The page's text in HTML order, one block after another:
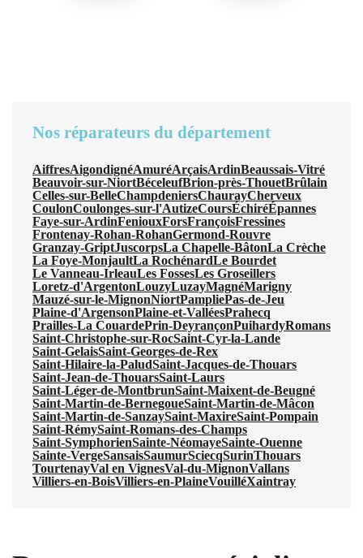
Nos réparateurs du département
AiffresAigondignéAmuréArçaisArdinBeaussais-Vitré
Beauvoir-sur-NiortBéceleufBrion-près-ThouetBrûlain
Celles-sur-BelleChampdeniersChaurayCherveux
CoulonCoulonges-sur-l'AutizeCoursÉchiréÉpannes
Faye-sur-ArdinFeniouxForsFrançoisFressines
Frontenay-Rohan-RohanGermond-Rouvre
Granzay-GriptJuscorpsLa Chapelle-BâtonLa Crèche
La Foye-MonjaultLa RochénardLe Bourdet
Le Vanneau-IrleauLes FossesLes Groseillers
Loretz-d'ArgentonLouzyLuzayMagnéMarigny
Mauzé-sur-le-MignonNiortPampliePas-de-Jeu
Plaine-d'ArgensonPlaine-et-ValléesPrahecq
Prailles-La CouardePrin-DeyrançonPuihardyRomans
Saint-Christophe-sur-RocSaint-Cyr-la-Lande
Saint-GelaisSaint-Georges-de-Rex
Saint-Hilaire-la-PaludSaint-Jacques-de-Thouars
Saint-Jean-de-ThouarsSaint-Laurs
Saint-Léger-de-MontbrunSaint-Maixent-de-Beugné
Saint-Martin-de-BernegoueSaint-Martin-de-Mâcon
Saint-Martin-de-SanzaySaint-MaxireSaint-Pompain
Saint-RémySaint-Romans-des-Champs
Saint-SymphorienSainte-NéomayeSainte-Ouenne
Sainte-VergeSansaisSaumurSciecqSurinThouars
TourtenayVal en VignesVal-du-MignonVallans
Villiers-en-BoisVilliers-en-PlaineVouilléXaintray